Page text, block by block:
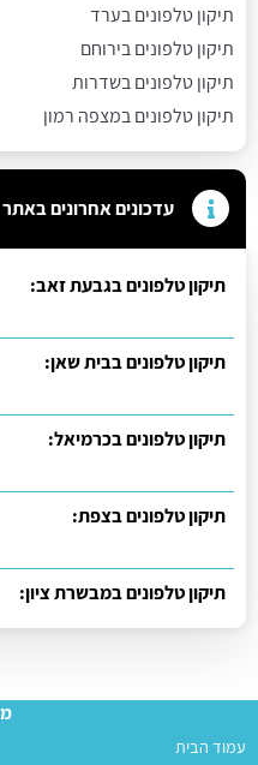
תיקון טלפונים בערד
תיקון טלפונים בירוחם
תיקון טלפונים בשדרות
תיקון טלפונים במצפה רמון
עדכונים אחרונים באתר
תיקון טלפונים בגבעת זאב:
תיקון טלפונים בבית שאן:
תיקון טלפונים בכרמיאל:
תיקון טלפונים בצפת:
תיקון טלפונים במבשרת ציון:
עמוד הבית